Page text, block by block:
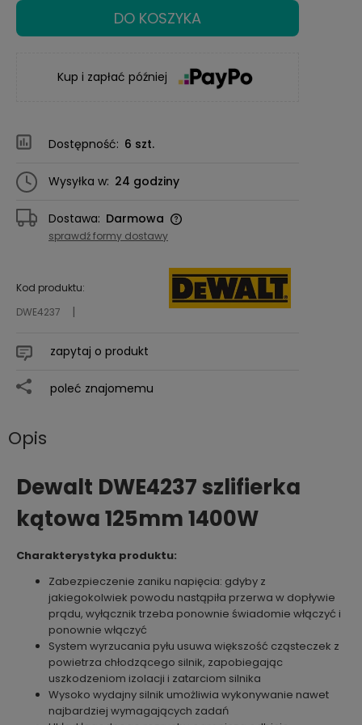
DO KOSZYKA
Kup i zapłać później
Dostępność: 6 szt.
Wysyłka w: 24 godziny
Dostawa: Darmowa
Cena nie zawiera ewentualnych kosztów
sprawdź formy dostawy
Kod produktu:
DWE4237
zapytaj o produkt
poleć znajomemu
Opis
Dewalt DWE4237 szlifierka
kątowa 125mm 1400W
Charakterystyka produktu:
Zabezpieczenie zaniku napięcia: gdyby z
jakiegokolwiek powodu nastąpiła przerwa w dopływie
prądu, wyłącznik trzeba ponownie świadomie włączyć i
ponownie włączyć
System wyrzucania pyłu usuwa większość cząsteczek z
powietrza chłodzącego silnik, zapobiegając
uszkodzeniom izolacji i zatarciom silnika
Wysoko wydajny silnik umożliwia wykonywanie nawet
najbardziej wymagających zadań